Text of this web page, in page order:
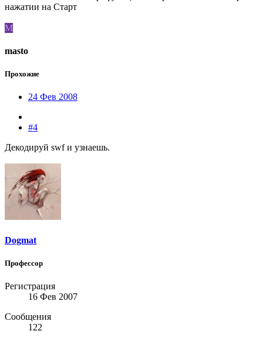
нажатии на Старт
M
masto
Прохожие
24 Фев 2008
#4
Декодируй swf и узнаешь.
Dogmat
Профессор
Регистрация
16 Фев 2007
Сообщения
122